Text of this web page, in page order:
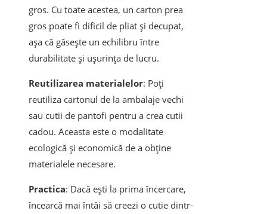
gros. Cu toate acestea, un carton prea
gros poate fi dificil de pliat și decupat,
așa că găsește un echilibru între
durabilitate și ușurința de lucru.
Reutilizarea materialelor: Poți
reutiliza cartonul de la ambalaje vechi
sau cutii de pantofi pentru a crea cutii
cadou. Aceasta este o modalitate
ecologică și economică de a obține
materialele necesare.
Practica: Dacă ești la prima încercare,
încearcă mai întâi să creezi o cutie dintr-